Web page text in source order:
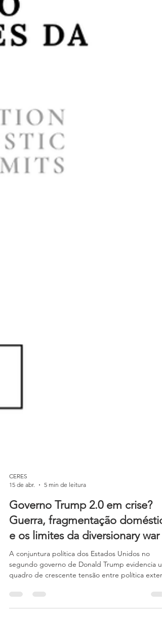
15 de abr.
5 min de leitura
Governo Trump 2.0 em crise?
Guerra, fragmentação
e os limites da diversionary war
A conjuntura política dos Estados Unidos no
segundo governo de Donald Trump evidencia
quadro de crescente tensão entre política